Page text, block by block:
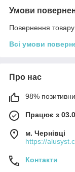
Умови
Повернення
Всі умови
Про нас
98%
Працює з
м. Чернівці
https://
Контакти